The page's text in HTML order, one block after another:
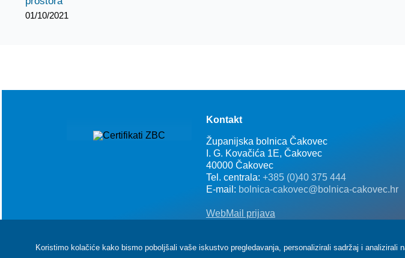
01/10/2021
Kontakt
Županijska bolnica Čakovec
I. G. Kovačića 1E, Čakovec
40000 Čakovec
Tel. centrala: +385 (0)40 375 444
E-mail: bolnica-cakovec@bolnica-cakovec.hr
WebMail prijava
Koristimo kolačiće kako bismo poboljšali vaše iskustvo pregledavanja, personalizirali sadržaj i analizirali